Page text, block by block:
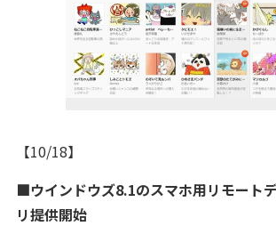
【10/18】
■ウインドウズ8.1のスマホ用リモート
リ提供開始